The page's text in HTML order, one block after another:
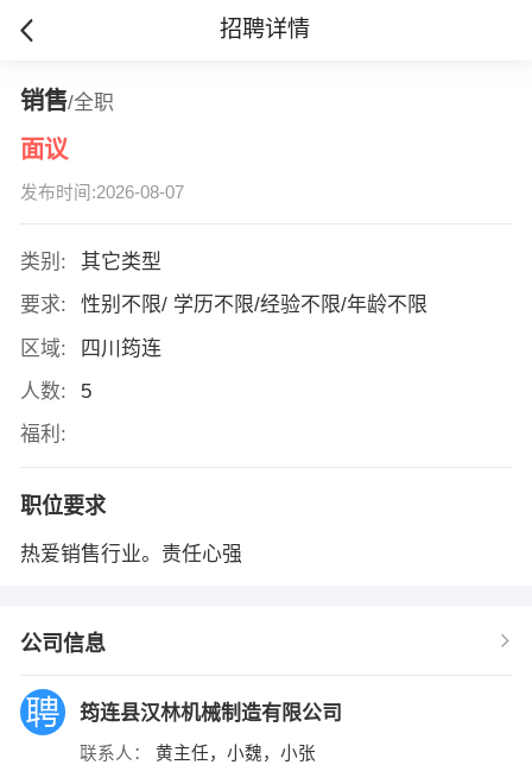
招聘详情
销售/全职
面议
发布时间:2026-08-07
类别:
其它类型
要求:
性别不限/ 学历不限/经验不限/年龄不限
区域:
四川筠连
人数:
5
福利:
职位要求
热爱销售行业。责任心强
公司信息
筠连县汉林机械制造有限公司
联系人： 黄主任，小魏，小张